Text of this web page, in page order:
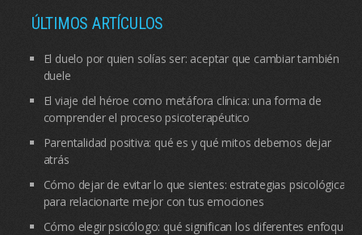
ÚLTIMOS ARTÍCULOS
El duelo por quien solías ser: aceptar que cambiar también
duele
El viaje del héroe como metáfora clínica: una forma de
comprender el proceso psicoterapéutico
Parentalidad positiva: qué es y qué mitos debemos dejar
atrás
Cómo dejar de evitar lo que sientes: estrategias psicológicas
para relacionarte mejor con tus emociones
Cómo elegir psicólogo: qué significan los diferentes enfoques